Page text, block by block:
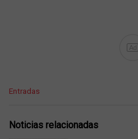
Ad
C
e
Entradas
Noticias relacionadas